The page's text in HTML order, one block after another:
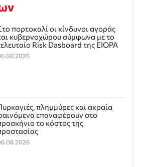
πορτοκαλί οι κίνδυνοι αγοράς
κυβερνοχώρου σύμφωνα με το
Risk Dasboard της EIOPA
πλημμύρες και ακραία
επαναφέρουν στο
το κόστος της